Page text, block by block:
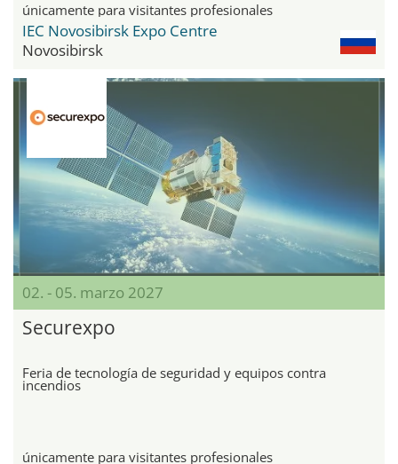
únicamente para visitantes profesionales
IEC Novosibirsk Expo Centre
Novosibirsk
02. - 05. marzo 2027
Securexpo
Feria de tecnología de seguridad y equipos contra
incendios
únicamente para visitantes profesionales